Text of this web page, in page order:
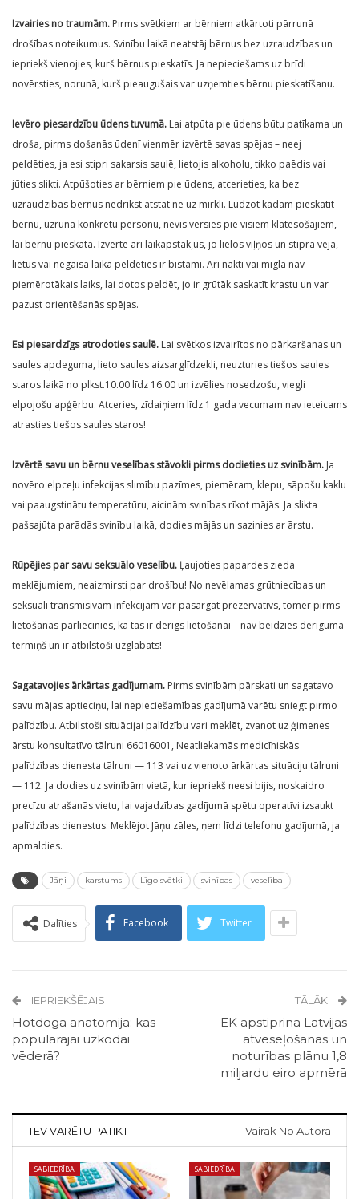
Izvairies no traumām. Pirms svētkiem ar bērniem atkārtoti pārrunā
drošības noteikumus. Svinību laikā neatstāj bērnus bez uzraudzības un
iepriekš vienojies, kurš bērnus pieskatīs. Ja nepieciešams uz brīdi
novērsties, norunā, kurš pieaugušais var uzņemties bērnu pieskatīšanu.
Ievēro piesardzību ūdens tuvumā. Lai atpūta pie ūdens būtu patīkama un
droša, pirms došanās ūdenī vienmēr izvērtē savas spējas – neej
peldēties, ja esi stipri sakarsis saulē, lietojis alkoholu, tikko paēdis vai
jūties slikti. Atpūšoties ar bērniem pie ūdens, atcerieties, ka bez
uzraudzības bērnus nedrīkst atstāt ne uz mirkli. Lūdzot kādam pieskatīt
bērnu, uzrunā konkrētu personu, nevis vērsies pie visiem klātesošajiem,
lai bērnu pieskata. Izvērtē arī laikapstākļus, jo lielos viļņos un stiprā vējā,
lietus vai negaisa laikā peldēties ir bīstami. Arī naktī vai miglā nav
piemērotākais laiks, lai dotos peldēt, jo ir grūtāk saskatīt krastu un var
pazust orientēšanās spējas.
Esi piesardzīgs atrodoties saulē. Lai svētkos izvairītos no pārkaršanas un
saules apdeguma, lieto saules aizsarglīdzekli, neuzturies tiešos saules
staros laikā no plkst.10.00 līdz 16.00 un izvēlies nosedzošu, viegli
elpojošu apģērbu. Atceries, zīdaiņiem līdz 1 gada vecumam nav ieteicams
atrasties tiešos saules staros!
Izvērtē savu un bērnu veselības stāvokli pirms dodieties uz svinībām. Ja
novēro elpceļu infekcijas slimību pazīmes, piemēram, klepu, sāpošu kaklu
vai paaugstinātu temperatūru, aicinām svinības rīkot mājās. Ja slikta
pašsajūta parādās svinību laikā, dodies mājās un sazinies ar ārstu.
Rūpējies par savu seksuālo veselību. Ļaujoties papardes zieda
meklējumiem, neaizmirsti par drošību! No nevēlamas grūtniecības un
seksuāli transmisīvām infekcijām var pasargāt prezervatīvs, tomēr pirms
lietošanas pārliecinies, ka tas ir derīgs lietošanai – nav beidzies derīguma
termiņš un ir atbilstoši uzglabāts!
Sagatavojies ārkārtas gadījumam. Pirms svinībām pārskati un sagatavo
savu mājas aptieciņu, lai nepieciešamības gadījumā varētu sniegt pirmo
palīdzību. Atbilstoši situācijai palīdzību vari meklēt, zvanot uz ģimenes
ārstu konsultatīvo tālruni 66016001, Neatliekamās medicīniskās
palīdzības dienesta tālruni — 113 vai uz vienoto ārkārtas situāciju tālruni
— 112. Ja dodies uz svinībām vietā, kur iepriekš neesi bijis, noskaidro
precīzu atrašanās vietu, lai vajadzības gadījumā spētu operatīvi izsaukt
palīdzības dienestus. Meklējot Jāņu zāles, ņem līdzi telefonu gadījumā, ja
apmaldies.
Jāņi karstums Līgo svētki svinības veselība
Dalīties Facebook Twitter
IEPRIEKŠĒJAIS
Hotdoga anatomija: kas
populārajai uzkodai
vēderā?
TĀLĀK
EK apstiprina Latvijas
atveseļošanas un
noturības plānu 1,8
miljardu eiro apmērā
TEV VARĒTU PATIKT Vairāk No Autora
SABIEDRĪBA SABIEDRĪBA